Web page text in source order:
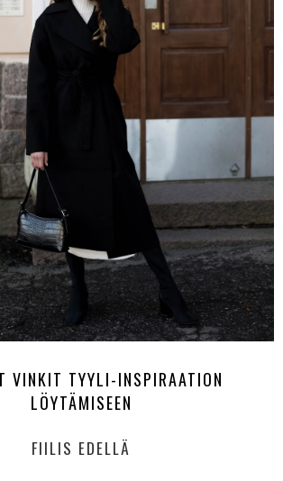
VINKIT TYYLI-INSPIRAATION
LÖYTÄMISEEN
FIILIS EDELLÄ